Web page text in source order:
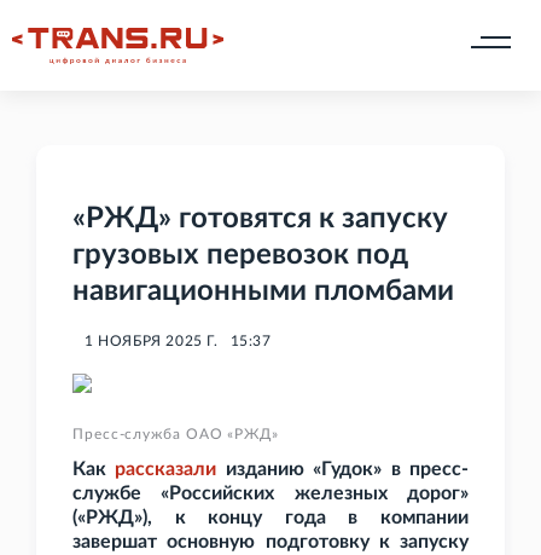
«РЖД» готовятся к запуску
грузовых перевозок под
навигационными пломбами
1 НОЯБРЯ 2025 Г. 15:37
Пресс-служба ОАО «РЖД»
Как рассказали изданию «Гудок» в пресс-
службе «Российских железных дорог»
(«РЖД»), к концу года в компании
завершат основную подготовку к запуску